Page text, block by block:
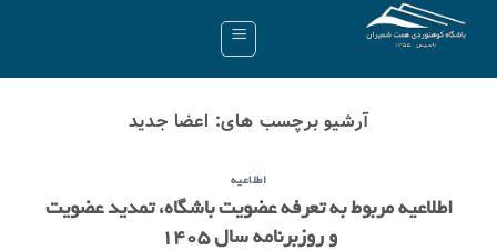
آرشیو برچسب های: اعضا جدید
اطلاعیه
اطلاعیه مربوط به تعرفه عضویت باشگاه، تمدید عضویت
و روزبرنامه سال ۱۴۰۵